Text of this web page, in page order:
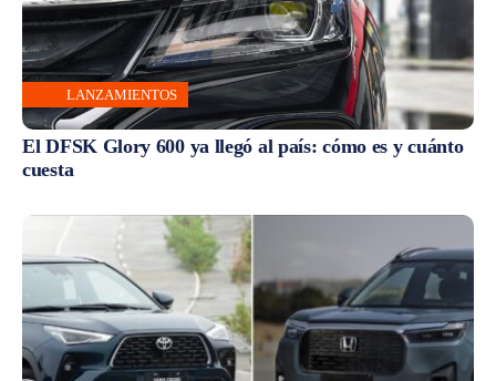
LANZAMIENTOS
El DFSK Glory 600 ya llegó al país: cómo es y cuánto
cuesta